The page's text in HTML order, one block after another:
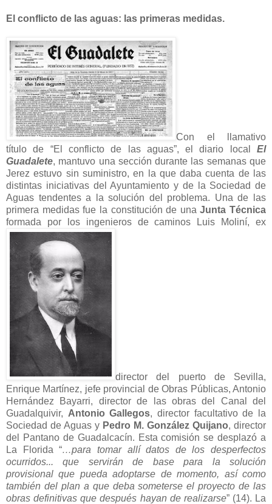
El conflicto de las aguas: las primeras medidas.
Con el llamativo
título de “El conflicto de las aguas”, el diario local El
Guadalete, mantuvo una sección durante las semanas que
Jerez estuvo sin suministro, en la que daba cuenta de las
distintas iniciativas del Ayuntamiento y de la Sociedad de
Aguas tendentes a la solución del problema. Una de las
primera medidas fue la constitución de unaJunta Técnica
formada por los ingenieros de caminos Luis Moliní, ex
director del puerto de Sevilla,
Enrique Martínez, jefe provincial de Obras Públicas, Antonio
Hernández Bayarri, director de las obras del Canal del
Guadalquivir, Antonio Gallegos, director facultativo de la
Sociedad de Aguas y Pedro M. González Quijano, director
del Pantano de Guadalcacín. Esta comisión se desplazó a
La Florida “…para tomar allí datos de los desperfectos
ocurridos... que servirán de base para la solución
provisional que pueda adoptarse de momento, así como
también del plan a que deba someterse el proyecto de las
obras definitivas que después hayan de realizarse” (14). La